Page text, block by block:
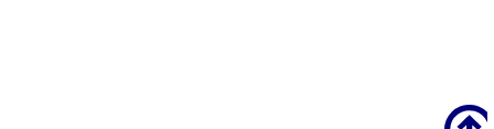
Scroll